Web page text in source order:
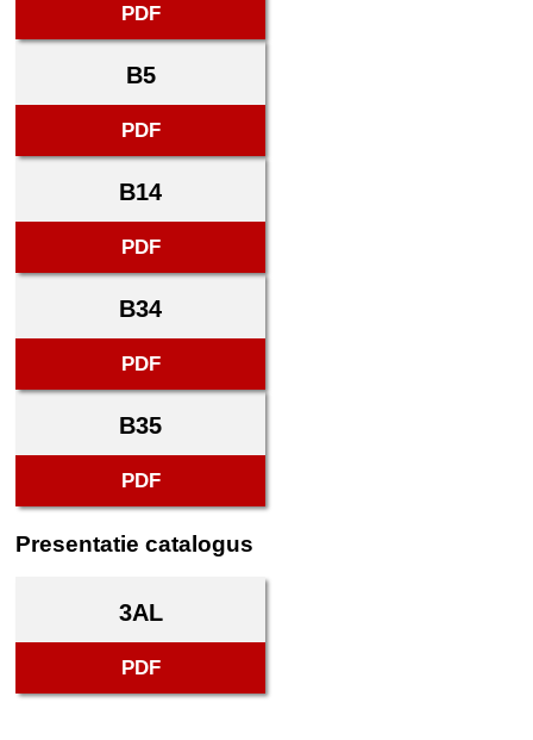
PDF
B5
PDF
B14
PDF
B34
PDF
B35
PDF
Presentatie catalogus
3AL
PDF